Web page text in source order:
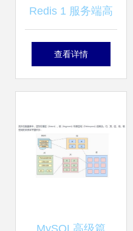
Redis 1 服务端高
并发分布式结构演
查看详情
MySQL高级篇